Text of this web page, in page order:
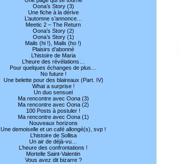
Oona’s Story (3)
Une fiche à la dérive
L’automne s’annonce…
Meetic 2 – The Return
Oona’s Story (2)
Oona’s Story (1)
Mails (hi !), Mails (ho !)
Plaisirs d’abonné
L’histoire de Maria
L’heure des révélations…
Pour quelques échanges de plus…
No future !
Une belette pour des blaireaux (Part. IV)
What a surprise !
Un duo sensuel
Ma rencontre avec Oona (3)
Ma rencontre avec Oona (2)
100 Posts à postuler !
Ma rencontre avec Oona (1)
Nouveaux horizons
Une demoiselle et un café allongé(s), svp !
L’histoire de Sollisa
Un air de déjà-vu…
L’heure des confrontations !
Mortelle Saint-Valentin
Vous avez dit bizarre ?